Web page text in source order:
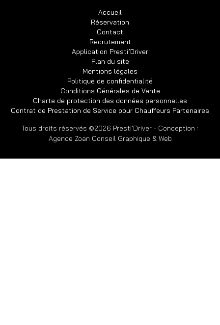
Accueil
Réservation
Contact
Recrutement
Application Presti’Driver
Plan du site
Mentions légales
Politique de confidentialité
Conditions Générales de Vente
Charte de protection des données personnelles
Contrat de Prestation de Service pour Chauffeurs Partenaires
Tous droits réservés ©2026 Presti'Driver - Conception :
Agence Zoan Conseil Graphique & Web